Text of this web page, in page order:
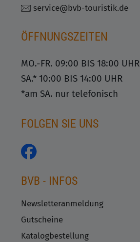
service@bvb-touristik.de
ÖFFNUNGSZEITEN
MO.-FR. 09:00 BIS 18:00 UHR
SA.* 10:00 BIS 14:00 UHR
*am SA. nur telefonisch
FOLGEN SIE UNS
BVB - INFOS
Newsletteranmeldung
Gutscheine
Katalogbestellung